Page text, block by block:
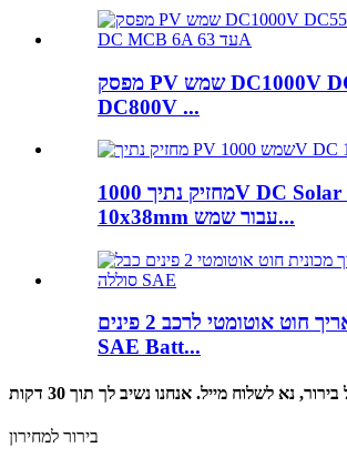
מפסק PV שמש DC1000V DC550V
DC800V ...
מחזיק נתיך 1000V DC Solar PV
10x38mm עבור שמש...
מחבר מאריך חוט אוטומטי לרכב 2 פינים
SAE Batt...
בירור למחירון